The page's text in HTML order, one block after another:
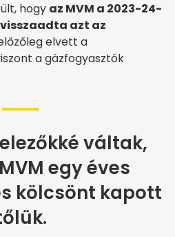
hogy az MVM a 2023-24-
azt az
elvett a
a gázfogyasztók
váltak,
egy éves
kölcsönt kapott